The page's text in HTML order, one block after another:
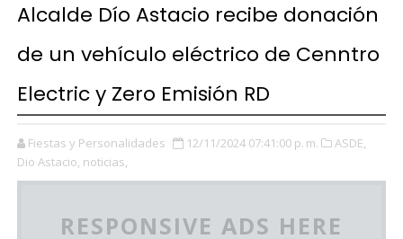
Alcalde Dío Astacio recibe donación
de un vehículo eléctrico de Cenntro
Electric y Zero Emisión RD
Fiestas y Personalidades 12/11/2024 07:41:00 p. m.
ASDE,
Dio Astacio, noticias,
RESPONSIVE ADS HERE